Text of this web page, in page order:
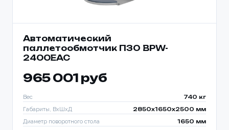
Автоматический
паллетообмотчик ПЗО BPW-
2400ЕАС
965 001 руб
Вес 740 кг
Габариты, ВхШхД 2850х1650х2500 мм
Диаметр поворотного стола 1650 мм